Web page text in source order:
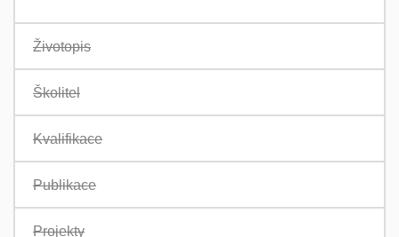
Životopis
Školitel
Kvalifikace
Publikace
Projekty